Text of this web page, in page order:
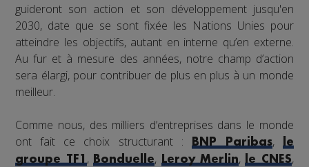
guideront son action et son développement jusqu'en
2030, date que se sont fixée les Nations Unies pour
atteindre les objectifs, autant en interne qu’en externe.
Au fur et à mesure des années, notre champ d’action
sera élargi, pour contribuer de plus en plus à un monde
meilleur.
Comme nous, des milliers d’entreprises dans le monde
ont fait ce choix structurant :
BNP Paribas,
le
groupe TF1 , Bonduelle, Leroy Merlin, le CNES,